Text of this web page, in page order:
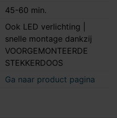
45-60 min.
Ook LED verlichting |
snelle montage dankzij
VOORGEMONTEERDE
STEKKERDOOS
Ga naar product pagina